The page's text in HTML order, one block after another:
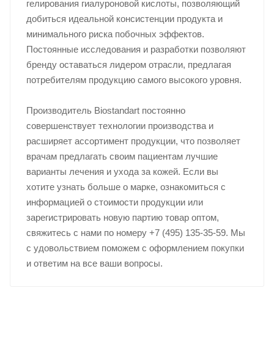
гелирования гиалуроновой кислоты, позволяющий
добиться идеальной консистенции продукта и
минимального риска побочных эффектов.
Постоянные исследования и разработки позволяют
бренду оставаться лидером отрасли, предлагая
потребителям продукцию самого высокого уровня.
Производитель Biostandart постоянно
совершенствует технологии производства и
расширяет ассортимент продукции, что позволяет
врачам предлагать своим пациентам лучшие
варианты лечения и ухода за кожей. Если вы
хотите узнать больше о марке, ознакомиться с
информацией о стоимости продукции или
зарегистрировать новую партию товар оптом,
свяжитесь с нами по номеру +7 (495) 135-35-59. Мы
с удовольствием поможем с оформлением покупки
и ответим на все ваши вопросы.